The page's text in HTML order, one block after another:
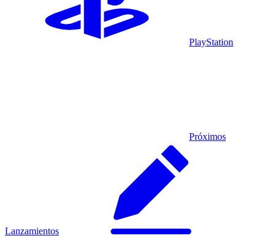
PlayStation
Próximos
Lanzamientos